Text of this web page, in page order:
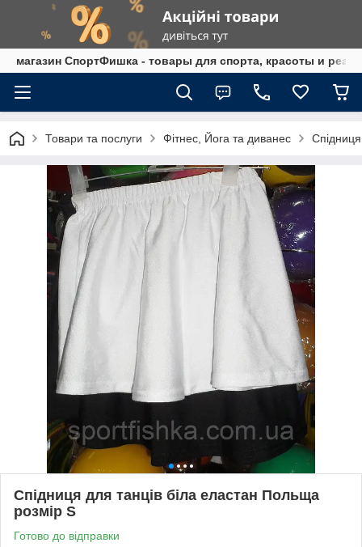
магазин СпортФишка - товары для спорта, красоты и
Товари та послуги Фітнес, Йога та диванес
Спідниця для танців біла еластан Польща
розмір S
Готово до відправки